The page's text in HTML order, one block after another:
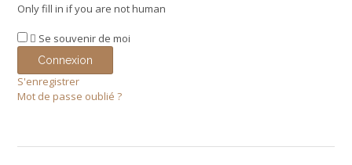
Only fill in if you are not human
Se souvenir de moi
S'enregistrer
Mot de passe oublié ?